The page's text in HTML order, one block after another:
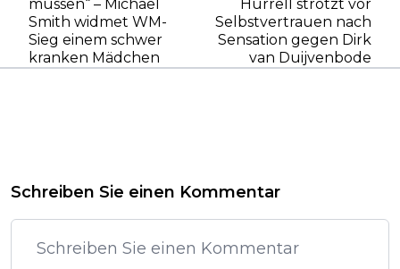
müssen“ – Michael
Smith widmet WM-
Sieg einem schwer
kranken Mädchen
Hurrell strotzt vor
Selbstvertrauen nach
Sensation gegen Dirk
van Duijvenbode
Schreiben Sie einen Kommentar